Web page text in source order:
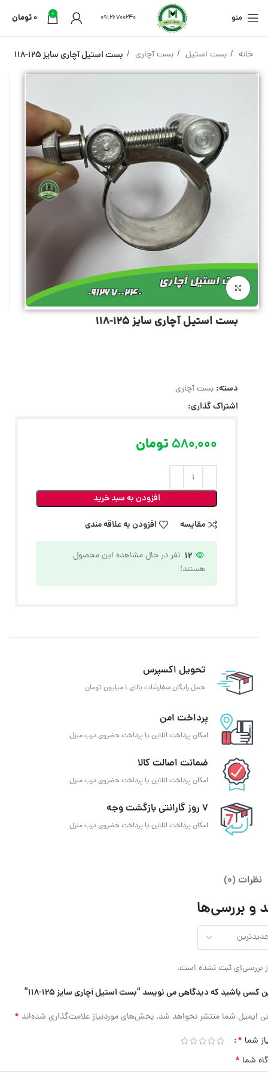
منو 09126700240
0
0تومان
خانه بست استیل بست آچاری بست استیل آچاری سایز 125-118
بزرگنمایی تصویر
بست استیل آچاری سایز 125-118
دسته: بست آچاری
اشتراک گذاری:
580,000 تومان
افزودن به سبد خرید
مقایسه
افزودن به علاقه مندی
12 نفر در حال مشاهده این محصول
هستند!
تحویل اکسپرس
حمل رایگان سفارشات بالای 1 میلیون تومان
پرداخت امن
امکان پرداخت انلاین یا پرداخت حضروی درب منزل
ضمانت اصالت کالا
امکان پرداخت انلاین یا پرداخت حضروی درب منزل
7 روز گارانتی بازگشت وجه
امکان پرداخت انلاین یا پرداخت حضروی درب منزل
نظرات (0)
و بررسی‌ها
بررسی‌ای ثبت نشده است.
کسی باشید که دیدگاهی می نویسد “بست استیل آچاری سایز 125-118”
ایمیل شما منتشر نخواهد شد. بخش‌های موردنیاز علامت‌گذاری شده‌اند *
شما *
شما *